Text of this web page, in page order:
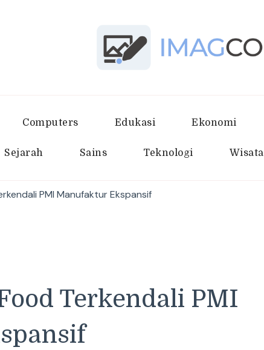
Computers Edukasi Ekonomi
Sejarah Sains Teknologi Wisata
PMI Manufaktur Ekspansif
Terkendali PMI